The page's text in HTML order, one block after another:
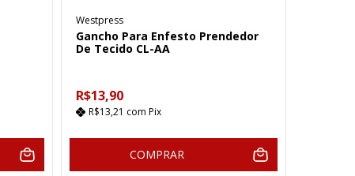
Westpress
Gancho Para Enfesto Prendedor
De Tecido CL-AA
R$13,90
R$13,21 com Pix
COMPRAR